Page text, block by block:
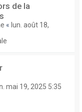
de la
« lun. août 18,
mai 19, 2025 5:35